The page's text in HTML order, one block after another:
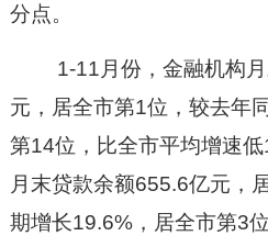
分点。
1-11月份，金融机构
元，居全市第1位，较去年
第14位，比全市平均增速
月末贷款余额655.6亿元，
期增长19.6%，居全市第3